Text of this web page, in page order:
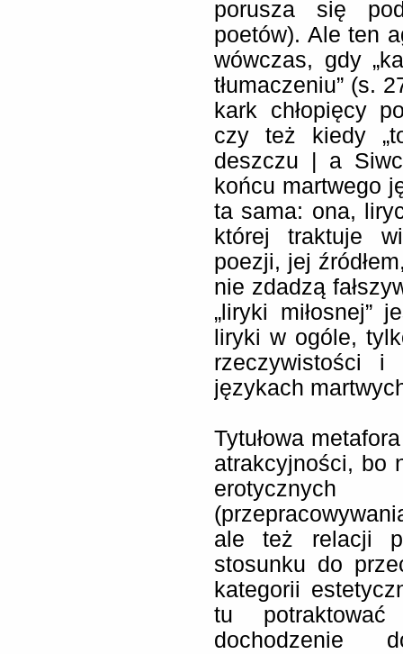
porusza się
poetów). Ale ten
wówczas, gdy
tłumaczeniu” (s.
kark chłopięcy
czy też kiedy
deszczu | a
końcu martwego
ta sama: ona,
której traktuje
poezji, jej
nie zdadzą
„liryki miłosnej”
liryki w ogóle,
rzeczywistości
językach
Tytułowa
atrakcyjności, bo
ale też relacji
stosunku do
kategorii
tu